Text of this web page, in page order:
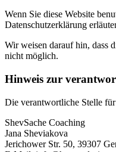
Wenn Sie diese Website
Datenschutzerklärung
Wir weisen darauf hin, dass
nicht möglich.
Hinweis zur
Die verantwortliche Stelle
ShevSache Coaching
Jana Sheviakova
Jerichower Str. 50, 39307